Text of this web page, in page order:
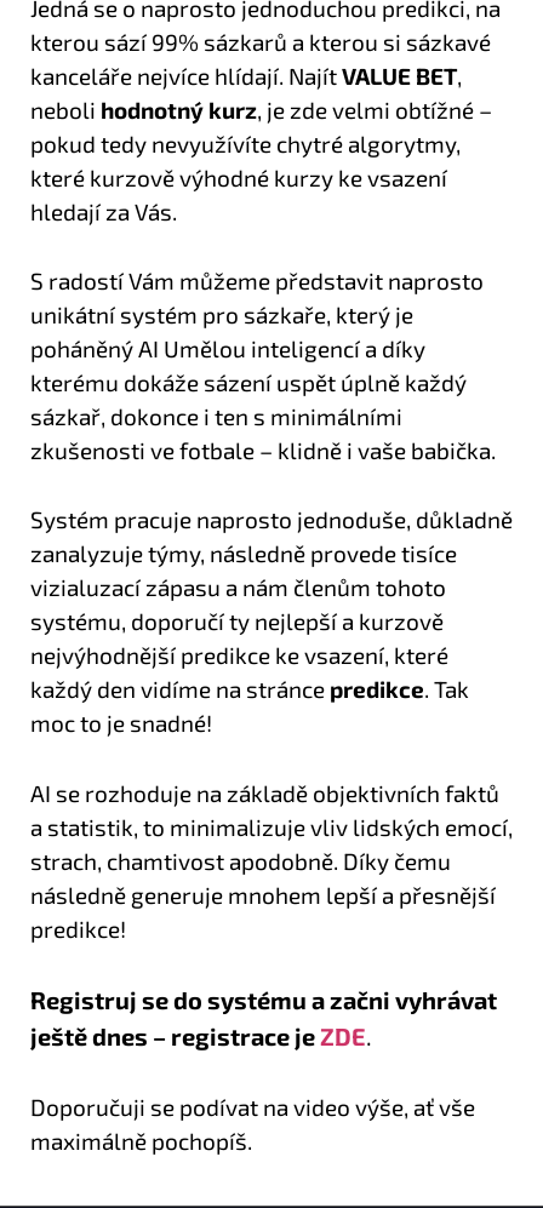
Jedná se o naprosto jednoduchou predikci, na
kterou sází 99% sázkarů a kterou si sázkavé
kanceláře nejvíce hlídají. NajítVALUE BET,
neboli hodnotný kurz, je zde velmi obtížné –
pokud tedy nevyužívíte chytré algorytmy,
které kurzově výhodné kurzy ke vsazení
hledají za Vás.
S radostí Vám můžeme představit naprosto
unikátní systém pro sázkaře, který je
poháněný AI Umělou inteligencí a díky
kterému dokáže sázení uspět úplně každý
sázkař, dokonce i ten s minimálními
zkušenosti ve fotbale – klidně i vaše babička.
Systém pracuje naprosto jednoduše, důkladně
zanalyzuje týmy, následně provede tisíce
vizialuzací zápasu a nám členům tohoto
systému, doporučí ty nejlepší a kurzově
nejvýhodnější predikce ke vsazení, které
každý den vidíme na stránce predikce. Tak
moc to je snadné!
AI se rozhoduje na základě objektivních faktů
a statistik, to minimalizuje vliv lidských emocí,
strach, chamtivost apodobně. Díky čemu
následně generuje mnohem lepší a přesnější
predikce!
Registruj se do systému a začni vyhrávat
ještě dnes – registrace jeZDE.
Doporučuji se podívat na video výše, ať vše
maximálně pochopíš.